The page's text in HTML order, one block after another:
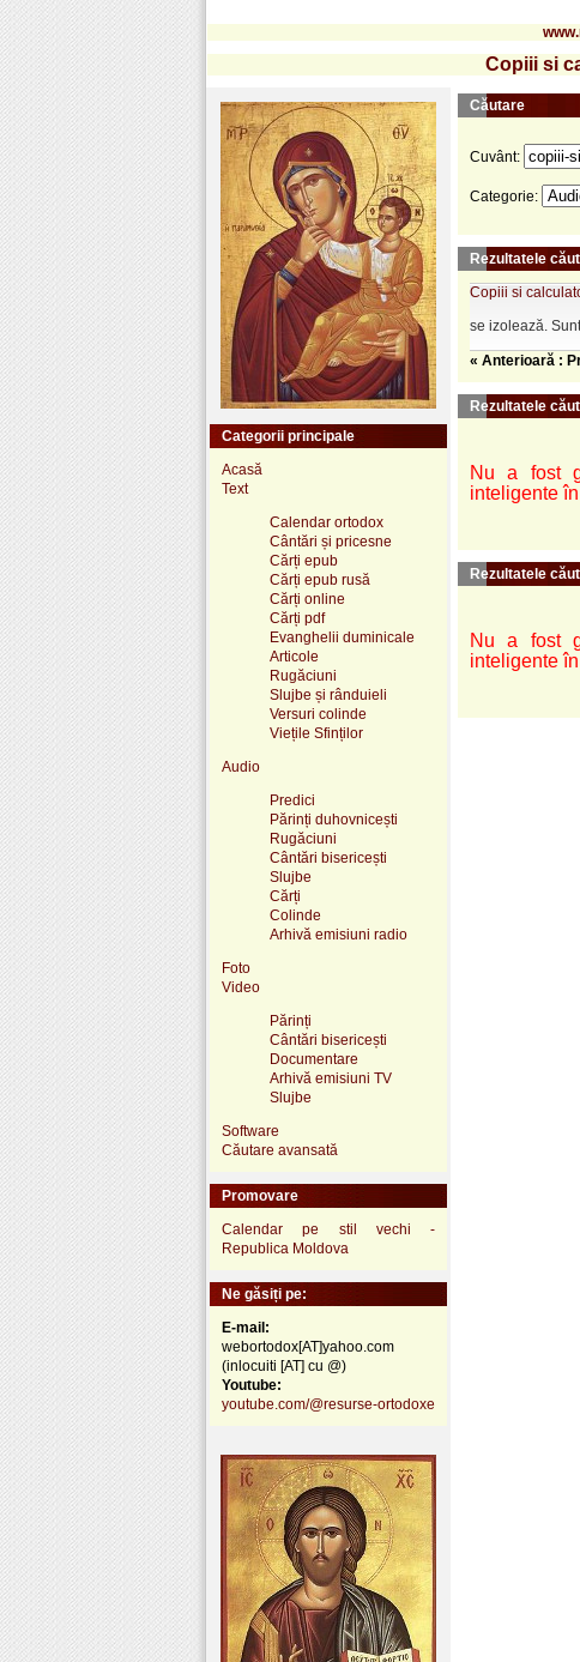
Copiii si
Categorii principale
Acasă
Text
Calendar ortodox
Cântări și pricesne
Cărți epub
Cărți epub rusă
Cărți online
Cărți pdf
Evanghelii duminicale
Articole
Rugăciuni
Slujbe și rânduieli
Versuri colinde
Viețile Sfinților
Audio
Predici
Părinți duhovnicești
Rugăciuni
Cântări bisericești
Slujbe
Cărți
Colinde
Arhivă emisiuni radio
Foto
Video
Părinți
Cântări bisericești
Documentare
Arhivă emisiuni TV
Slujbe
Software
Căutare avansată
Promovare
Calendar pe stil vechi -
Republica Moldova
Ne găsiți pe:
E-mail:
webortodox[AT]yahoo.com
(inlocuiti [AT] cu @)
Youtube:
youtube.com/@resurse-ortodoxe
Căutare
Cuvânt:
Categorie:
Rezultatele
Copiii si
se izolează.
« Anterioară :
Rezultatele
Nu a fost
inteligente
Rezultatele
Nu a fost
inteligente